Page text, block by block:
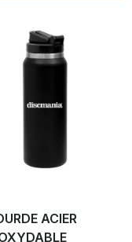
ACIER